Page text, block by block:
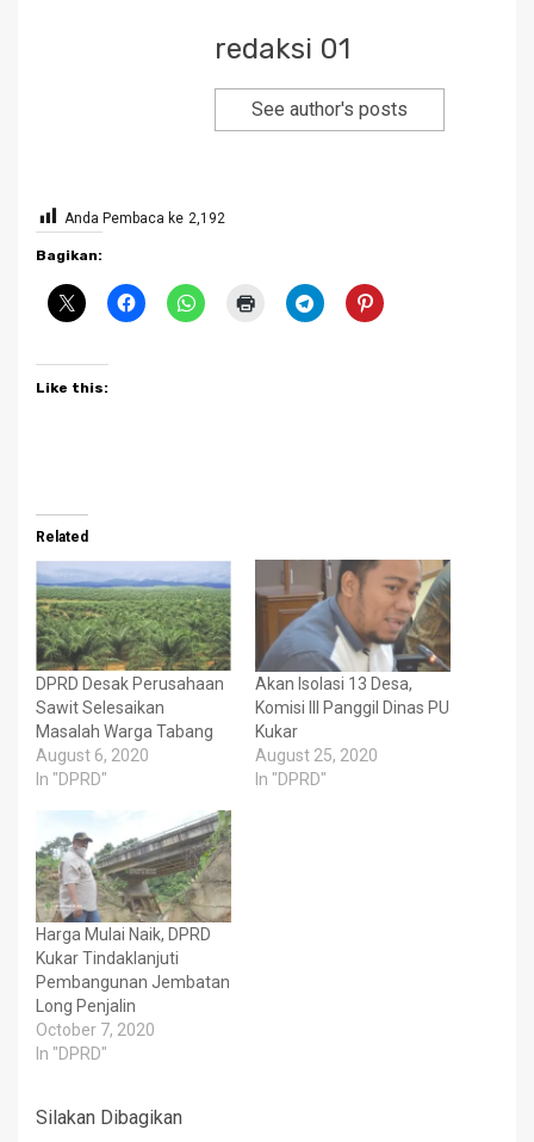
redaksi 01
See author's posts
Anda Pembaca ke 2,192
Bagikan:
Like this:
Related
DPRD Desak Perusahaan
Sawit Selesaikan
Masalah Warga Tabang
August 6, 2020
In "DPRD"
Akan Isolasi 13 Desa,
Komisi III Panggil Dinas PU
Kukar
August 25, 2020
In "DPRD"
Harga Mulai Naik, DPRD
Kukar Tindaklanjuti
Pembangunan Jembatan
Long Penjalin
October 7, 2020
In "DPRD"
Silakan Dibagikan